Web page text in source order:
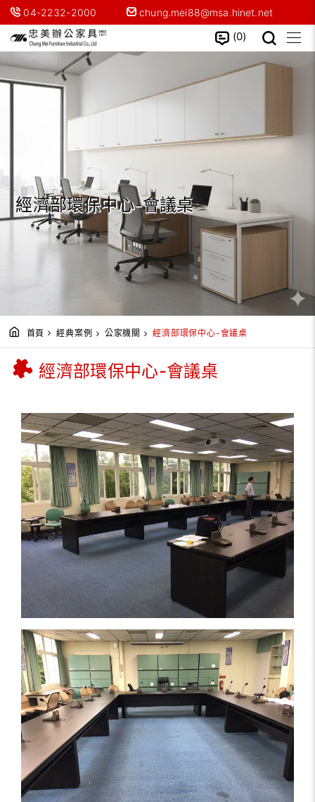
04-2232-2000 chung.mei88@msa.hinet.net
0
經濟部環保中心-會議桌
首頁 經典案例 公家機關 經濟部環保中心-會議桌
經濟部環保中心-會議桌